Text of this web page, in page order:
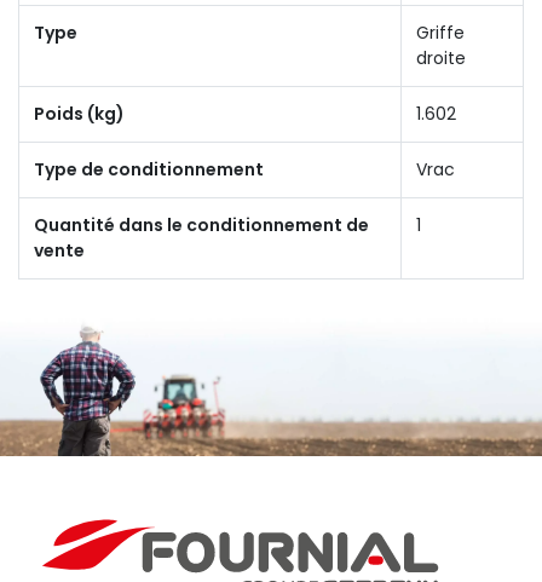
Type
Griffe
droite
Poids (kg) 1.602
Type de conditionnement Vrac
Quantité dans le conditionnement de
vente
1